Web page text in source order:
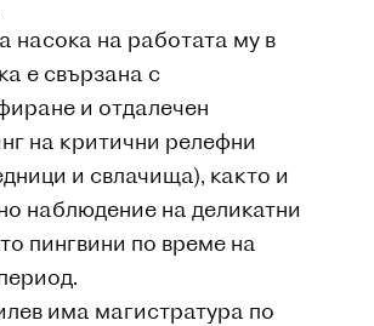
насока на работата му в
е свързана с
и отдалечен
на критични релефни
и свлачища), както и
наблюдение на деликатни
пингвини по време на
има магистратура по